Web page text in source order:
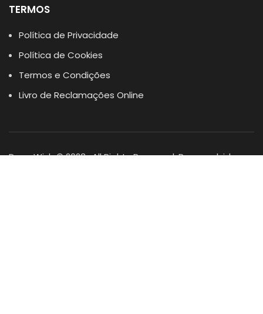
TERMOS
Política de Privacidade
Política de Cookies
Termos e Condições
Livro de Reclamações Online
Dogs Wish © 2023 . All Rights Reserved. Desenvolvido por